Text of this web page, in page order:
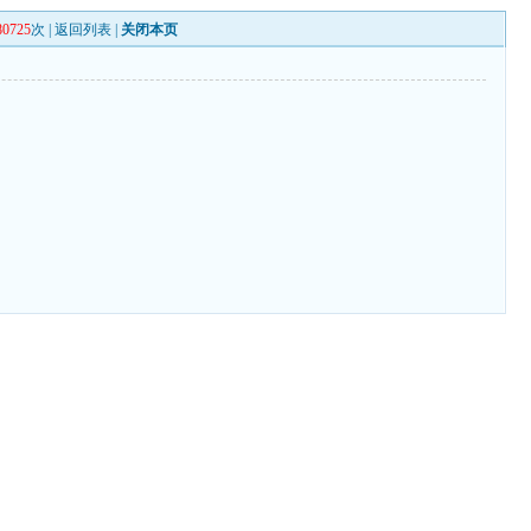
次 |返回列表 关闭本页